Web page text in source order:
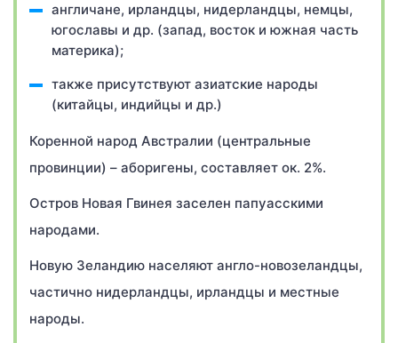
англичане, ирландцы, нидерландцы, немцы,
югославы и др. (запад, восток и южная часть
материка);
также присутствуют азиатские народы
(китайцы, индийцы и др.)
Коренной народ Австралии (центральные
провинции) – аборигены, составляет ок. 2%.
Остров Новая Гвинея заселен папуасскими
народами.
Новую Зеландию населяют англо-новозеландцы,
частично нидерландцы, ирландцы и местные
народы.